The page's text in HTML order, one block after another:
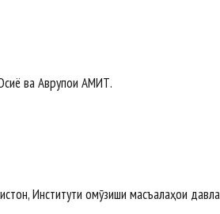
ва Аврупои АМИТ.
Институти омӯзиши масъалаҳои